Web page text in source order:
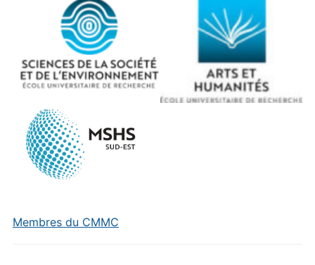
Membres du CMMC